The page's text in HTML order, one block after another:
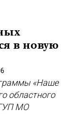
в новую
«Наше
областного
МО